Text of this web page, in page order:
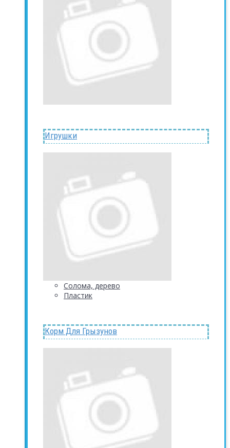
Игрушки
Солома, дерево
Пластик
Корм Для Грызунов